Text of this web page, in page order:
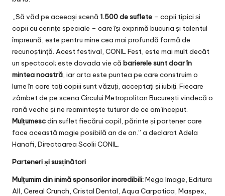
„Să văd pe aceeași scenă 1.500 de suflete – copii tipici și
copii cu cerințe speciale – care își exprimă bucuria și talentul
împreună, este pentru mine cea mai profundă formă de
recunoștință. Acest festival, CONIL Fest, este mai mult decât
un spectacol; este dovada vie că barierele sunt doar în
mintea noastră, iar arta este puntea pe care construim o
lume în care toți copiii sunt văzuți, acceptați și iubiți. Fiecare
zâmbet de pe scena Circului Metropolitan București vindecă o
rană veche și ne reamintește tuturor de ce am început.
Mulțumescdin suflet fiecărui copil, părinte și partener care
face această magie posibilă an de an.” a declarat Adela
Hanafi, Directoarea Scolii CONIL.
Parteneri și susținători
Mulțumim din inimă sponsorilor incredibili:Mega Image, Editura
All, Cereal Crunch, Cristal Dental, Aqua Carpatica, Maspex,